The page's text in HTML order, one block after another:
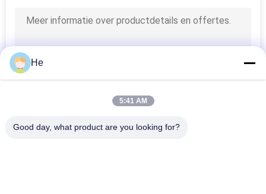
Capsulesorteermachine
He
5:41 AM
Good day, what product are you looking for?